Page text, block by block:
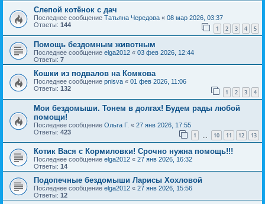
Слепой котёнок с дач
Последнее сообщение Татьяна Чередова « 08 мар 2026, 03:37
Ответы: 144 1 2 3 4 5
Помощь бездомным животным
Последнее сообщение elga2012 « 03 фев 2026, 12:44
Ответы: 7
Кошки из подвалов на Комкова
Последнее сообщение pnisva « 01 фев 2026, 11:06
Ответы: 132 1 2 3 4
Мои бездомыши. Тонем в долгах! Будем рады любой
помощи!
Последнее сообщение Ольга Г. « 27 янв 2026, 17:55
Ответы: 423 1 10 11 12 13
Котик Вася с Кормиловки! Срочно нужна помощь!!!
Последнее сообщение elga2012 « 27 янв 2026, 16:32
Ответы: 14
Подопечные бездомыши Ларисы Хохловой
Последнее сообщение elga2012 « 27 янв 2026, 15:56
Ответы: 12